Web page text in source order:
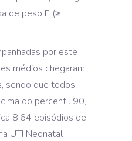
de peso E (≥
por este
médios chegaram
sendo que todos
do percentil 90,
8,64 episódios de
UTI Neonatal